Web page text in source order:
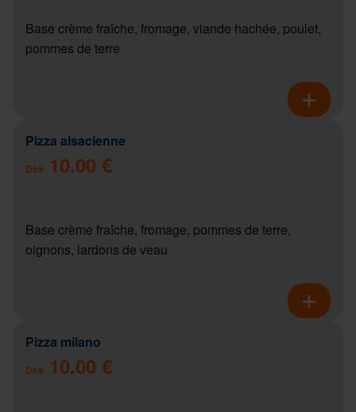
Base crème fraîche, fromage, viande hachée, poulet,
pommes de terre
Pizza alsacienne
Dès 10.00 €
Base crème fraîche, fromage, pommes de terre,
oignons, lardons de veau
Pizza milano
Dès 10.00 €